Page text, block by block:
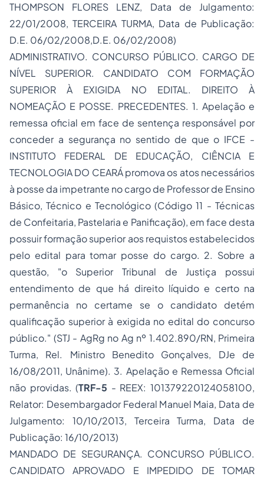
THOMPSON FLORES LENZ, Data de Julgamento:
22/01/2008, TERCEIRA TURMA, Data de Publicação:
D.E. 06/02/2008,D.E. 06/02/2008)
ADMINISTRATIVO. CONCURSO PÚBLICO. CARGO DE
NÍVEL SUPERIOR. CANDIDATO COM FORMAÇÃO
SUPERIOR À EXIGIDA NO EDITAL. DIREITO À
NOMEAÇÃO E POSSE. PRECEDENTES. 1. Apelação e
remessa oficial em face de sentença responsável por
conceder a segurança no sentido de que o IFCE -
INSTITUTO FEDERAL DE EDUCAÇÃO, CIÊNCIA E
TECNOLOGIA DO CEARÁ promova os atos necessários
à posse da impetrante no cargo de Professor de Ensino
Básico, Técnico e Tecnológico (Código 11 - Técnicas
de Confeitaria, Pastelaria e Panificação), em face desta
possuir formação superior aos requistos estabelecidos
pelo edital para tomar posse do cargo. 2. Sobre a
questão, "o Superior Tribunal de Justiça possui
entendimento de que há direito líquido e certo na
permanência no certame se o candidato detém
qualificação superior à exigida no edital do concurso
público." (STJ - AgRg no Ag nº 1.402.890/RN, Primeira
Turma, Rel. Ministro Benedito Gonçalves, DJe de
16/08/2011, Unânime). 3. Apelação e Remessa Oficial
não providas. (TRF-5 - REEX: 101379220124058100,
Relator: Desembargador Federal Manuel Maia, Data de
Julgamento: 10/10/2013, Terceira Turma, Data de
Publicação: 16/10/2013)
MANDADO DE SEGURANÇA. CONCURSO PÚBLICO.
CANDIDATO APROVADO E IMPEDIDO DE TOMAR